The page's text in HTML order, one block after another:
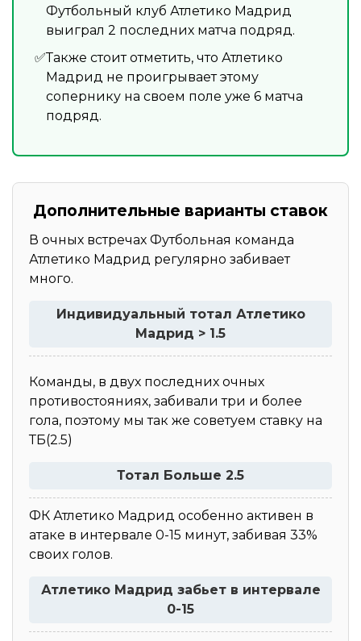
Футбольный клуб Атлетико Мадрид
выиграл 2 последних матча подряд.
Также стоит отметить, что Атлетико
Мадрид не проигрывает этому
сопернику на своем поле уже 6 матча
подряд.
Дополнительные варианты ставок
В очных встречах Футбольная команда
Атлетико Мадрид регулярно забивает
много.
Индивидуальный тотал Атлетико
Мадрид > 1.5
Команды, в двух последних очных
противостояниях, забивали три и более
гола, поэтому мы так же советуем ставку на
ТБ(2.5)
Тотал Больше 2.5
ФК Атлетико Мадрид особенно активен в
атаке в интервале 0-15 минут, забивая 33%
своих голов.
Атлетико Мадрид забьет в интервале
0-15